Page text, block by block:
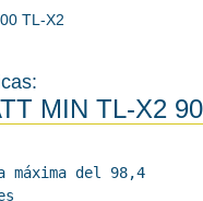
TL-X2
MIN TL-X2
máxima del 98,4